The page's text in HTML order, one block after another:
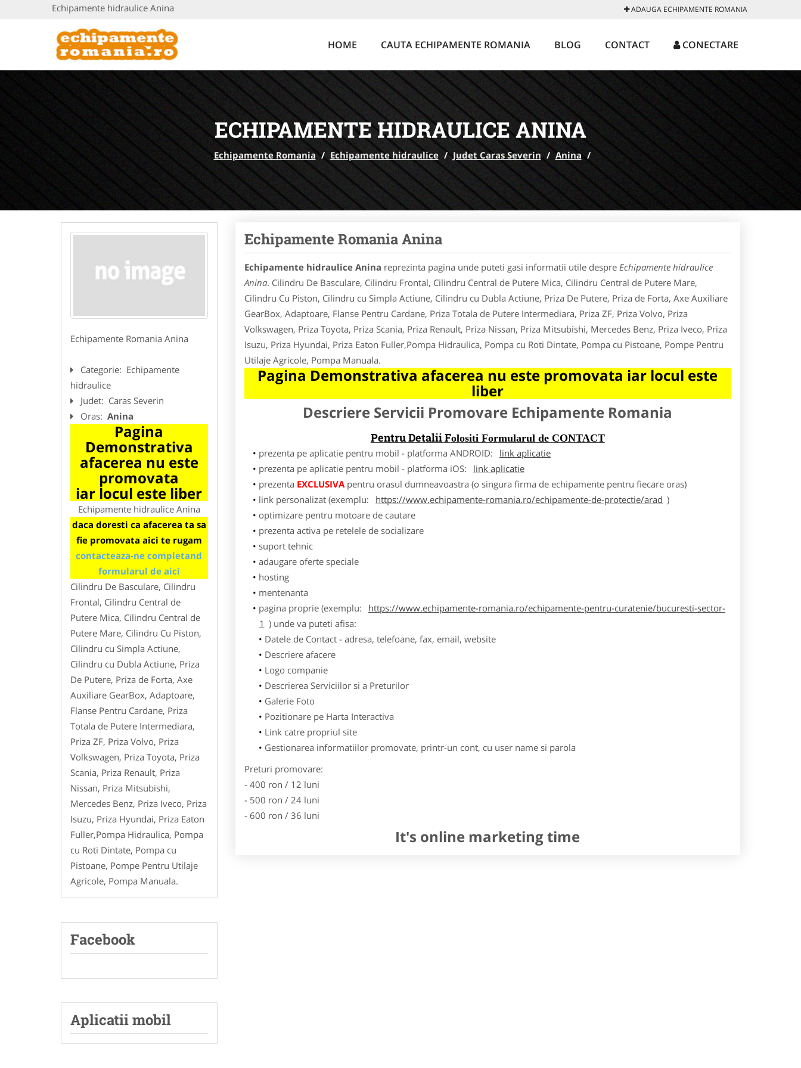
Echipamente hidraulice Anina ADAUGA ECHIPAMENTE ROMANIA
HOME CAUTA ECHIPAMENTE ROMANIA BLOG CONTACT CONECTARE
ECHIPAMENTE HIDRAULICE ANINA
Echipamente Romania / Echipamente hidraulice / Judet Caras Severin / Anina /
Echipamente Romania Anina
Categorie: Echipamente
hidraulice
Judet: Caras Severin
Oras: Anina
Pagina
Demonstrativa
afacerea nu este
promovata
iar locul este liber
Echipamente hidraulice Anina
daca doresti ca afacerea ta sa
fie promovata aici te rugam
contacteaza-ne completand
formularul de aici
Cilindru De Basculare, Cilindru
Frontal, Cilindru Central de
Putere Mica, Cilindru Central de
Putere Mare, Cilindru Cu Piston,
Cilindru cu Simpla Actiune,
Cilindru cu Dubla Actiune, Priza
De Putere, Priza de Forta, Axe
Auxiliare GearBox, Adaptoare,
Flanse Pentru Cardane, Priza
Totala de Putere Intermediara,
Priza ZF, Priza Volvo, Priza
Volkswagen, Priza Toyota, Priza
Scania, Priza Renault, Priza
Nissan, Priza Mitsubishi,
Mercedes Benz, Priza Iveco, Priza
Isuzu, Priza Hyundai, Priza Eaton
Fuller,Pompa Hidraulica, Pompa
cu Roti Dintate, Pompa cu
Pistoane, Pompe Pentru Utilaje
Agricole, Pompa Manuala.
Facebook
Aplicatii mobil
Echipamente Romania Anina
Echipamente hidraulice Anina reprezinta pagina unde puteti gasi informatii utile despre Echipamente hidraulice
Anina. Cilindru De Basculare, Cilindru Frontal, Cilindru Central de Putere Mica, Cilindru Central de Putere Mare,
Cilindru Cu Piston, Cilindru cu Simpla Actiune, Cilindru cu Dubla Actiune, Priza De Putere, Priza de Forta, Axe Auxiliare
GearBox, Adaptoare, Flanse Pentru Cardane, Priza Totala de Putere Intermediara, Priza ZF, Priza Volvo, Priza
Volkswagen, Priza Toyota, Priza Scania, Priza Renault, Priza Nissan, Priza Mitsubishi, Mercedes Benz, Priza Iveco, Priza
Isuzu, Priza Hyundai, Priza Eaton Fuller,Pompa Hidraulica, Pompa cu Roti Dintate, Pompa cu Pistoane, Pompe Pentru
Utilaje Agricole, Pompa Manuala.
Pagina Demonstrativa afacerea nu este promovata iar locul este
liber
Descriere Servicii Promovare Echipamente Romania
Pentru Detalii Folositi Formularul de CONTACT
prezenta pe aplicatie pentru mobil - platforma ANDROID:
link aplicatie
prezenta pe aplicatie pentru mobil - platforma iOS:
link aplicatie
prezenta EXCLUSIVApentru orasul dumneavoastra (o singura firma de echipamente pentru fiecare oras)
link personalizat (exemplu:
https://www.echipamente-romania.ro/echipamente-de-protectie/arad )
optimizare pentru motoare de cautare
prezenta activa pe retelele de socializare
suport tehnic
adaugare oferte speciale
hosting
mentenanta
pagina proprie (exemplu:
https://www.echipamente-romania.ro/echipamente-pentru-curatenie/bucuresti-sector-
1 ) unde va puteti afisa:
Datele de Contact - adresa, telefoane, fax, email, website
Descriere afacere
Logo companie
Descrierea Serviciilor si a Preturilor
Galerie Foto
Pozitionare pe Harta Interactiva
Link catre propriul site
Gestionarea informatiilor promovate, printr-un cont, cu user name si parola
Preturi promovare:
- 400 ron / 12 luni
- 500 ron / 24 luni
- 600 ron / 36 luni
It's online marketing time